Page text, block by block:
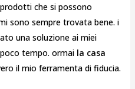
che si possono
sono sempre trovata bene. i
una soluzione ai miei
tempo. ormai la casa
il mio ferramenta di fiducia.